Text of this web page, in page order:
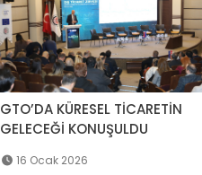
GTO’DA KÜRESEL TİCARETİN
GELECEĞİ KONUŞULDU
16 Ocak 2026